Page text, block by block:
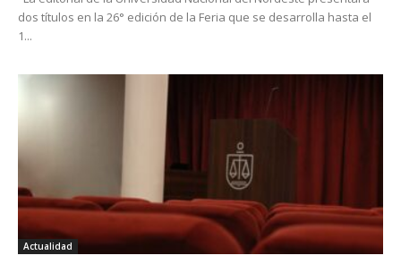
dos títulos en la 26° edición de la Feria que se desarrolla hasta el
1...
Actualidad